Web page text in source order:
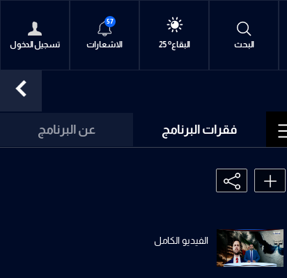
البحث متن 30 o
بيروت 30 oالبقاع 25 oالجنوب 29 oالشمال 31 oجبل لبنان 28 oكسروان 30 o متن 30 o
بيروت 30 o
57
الاشعارات تسجيل الدخول
فقرات البرنامج عن البرنامج
الفيديو الكامل